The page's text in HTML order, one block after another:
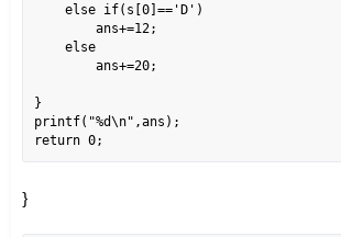
    else if(s[0]=='D')
        ans+=12;
    else
        ans+=20;
}
printf("%d\n",ans);
}